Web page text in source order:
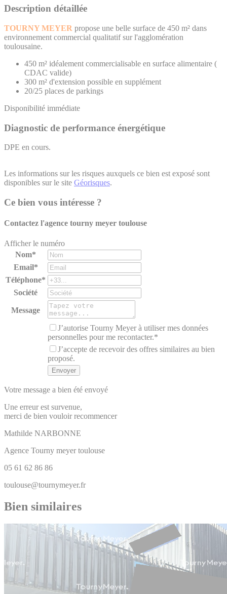
Description détaillée
TOURNY MEYER propose une belle surface de 450 m² dans
environnement commercial qualitatif sur l'agglomération
toulousaine.
450 m² idéalement commercialisable en surface alimentaire (
CDAC valide)
300 m² d'extension possible en supplément
20/25 places de parkings
Disponibilité immédiate
Diagnostic de performance énergétique
DPE en cours.
Les informations sur les risques auxquels ce bien est exposé sont
disponibles sur le site Géorisques.
Ce bien vous intéresse ?
Contactez l'agence tourny meyer toulouse
Afficher le numéro
Nom*
Email*
Téléphone*
Société
Message
J’autorise Tourny Meyer à utiliser mes données
personnelles pour me recontacter.*
J’accepte de recevoir des offres similaires au bien
proposé.
Votre message a bien été envoyé
Une erreur est survenue,
merci de bien vouloir recommencer
Mathilde NARBONNE
Agence Tourny meyer toulouse
05 61 62 86 86
toulouse@tournymeyer.fr
Bien similaires